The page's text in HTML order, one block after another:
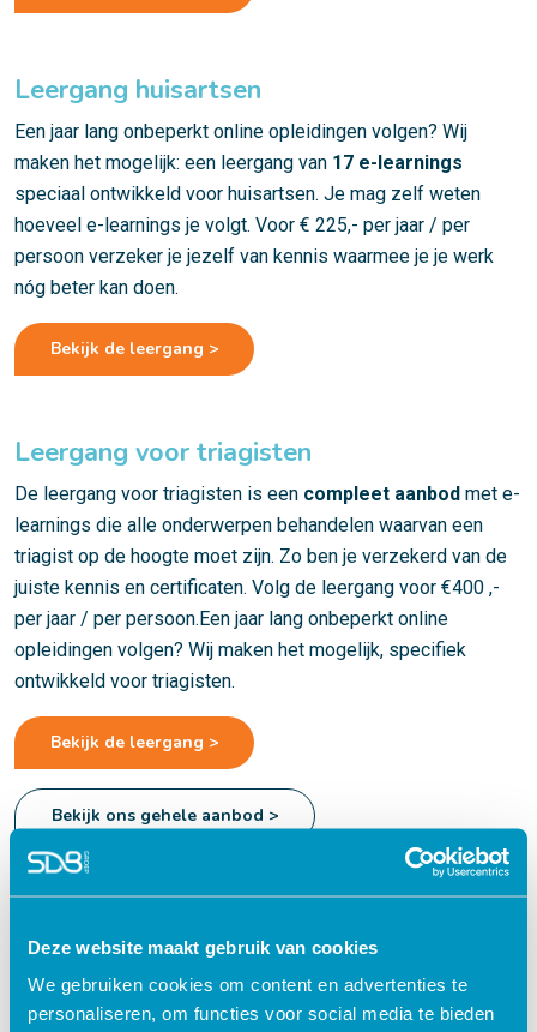
Deze website maakt gebruik van cookies
We gebruiken cookies om content en advertenties te
personaliseren, om functies voor social media te bieden
Leergang huisartsen
Een jaar lang onbeperkt online opleidingen volgen? Wij
maken het mogelijk: een leergang van 17 e-learnings
speciaal ontwikkeld voor huisartsen. Je mag zelf weten
hoeveel e-learnings je volgt. Voor € 225,- per jaar / per
persoon verzeker je jezelf van kennis waarmee je je werk
nóg beter kan doen.
Bekijk de leergang >
Leergang voor triagisten
De leergang voor triagisten is een compleet aanbod met e-
learnings die alle onderwerpen behandelen waarvan een
triagist op de hoogte moet zijn. Zo ben je verzekerd van de
juiste kennis en certificaten. Volg de leergang voor €400 ,-
per jaar / per persoon.Een jaar lang onbeperkt online
opleidingen volgen? Wij maken het mogelijk, specifiek
ontwikkeld voor triagisten.
Bekijk de leergang >
Bekijk ons gehele aanbod >
Of stel je eigen pakket samen!
Heb je andere interessante e-learnings gezien tussen ons
aanbod? Of wil je een maatwerk aanbod voor jouw